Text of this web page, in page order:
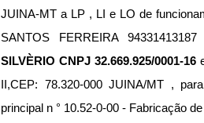
JUINA-MT a LP , LI e LO de
SANTOS FERREIRA
SILVÈRIO CNPJ 32.669.925/0001-16
II,CEP: 78.320-000 JUINA/MT ,
principal n ° 10.52-0-00 - Fabricação